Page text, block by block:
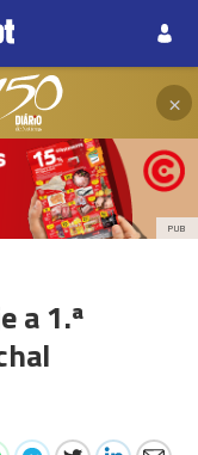
×
PUB
a 1.ª